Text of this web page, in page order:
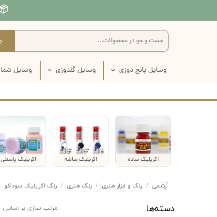
وسایل پانچ دوزی
پارچه نیدل پانچ
نخ نیدل پانچ
کارگاه نیدل پانچ
وسایل گلدوزی
پارچه گلدوزی
نخ گلدوزی
بوبین نخ گلدوزی
وسایل
پارچه
تور
کارگاه
اکریلیک ساده اکریلیک ساشه اکریلیک پاستلی
اُرشُمی رنگ و ابزار هنری رنگ هنری رنگ اکریلیک سوداکو
دسته‌ها مرتب سازی بر اساس